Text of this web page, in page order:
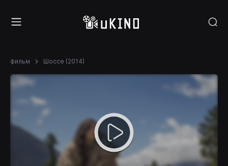
фильм Шоссе (2014)